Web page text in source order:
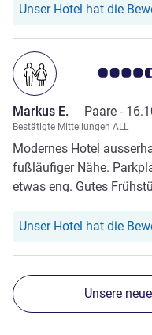
Aufenthalt und die gute
Unser Hotel hat die
Note
Markus E. Paare -
Bestätigte Mitteilungen ALL
Modernes Hotel
fußläufiger Nähe.
etwas eng. Gutes
Unser Hotel hat die
Unsere